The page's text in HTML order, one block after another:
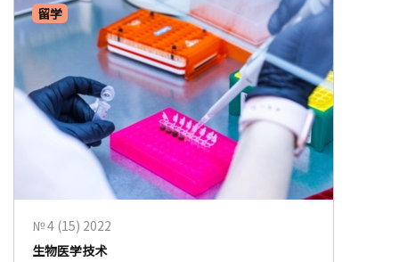
留学
№ 4 (15) 2022
生物医学技术